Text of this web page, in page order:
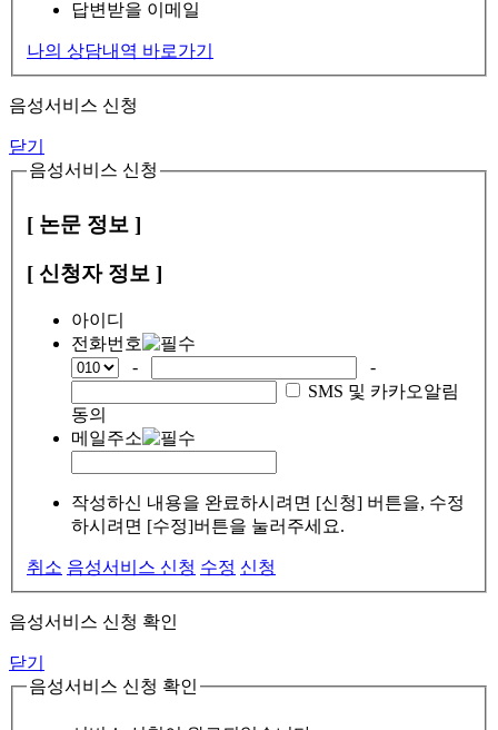
답변받을 이메일
나의 상담내역 바로가기
음성서비스 신청
닫기
음성서비스 신청
[ 논문 정보 ]
[ 신청자 정보 ]
아이디
전화번호
-
-
SMS 및 카카오알림
동의
메일주소
작성하신 내용을 완료하시려면 [신청] 버튼을, 수정
하시려면 [수정]버튼을 눌러주세요.
취소 음성서비스 신청 수정 신청
음성서비스 신청 확인
닫기
음성서비스 신청 확인